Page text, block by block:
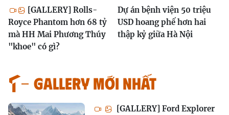
[GALLERY] Rolls-
Royce Phantom hơn 68 tỷ
mà HH Mai Phương Thúy
"khoe" có gì?
Dự án bệnh viện 50 triệu
USD hoang phế hơn hai
thập kỷ giữa Hà Nội
GALLERY MỚI NHẤT
[GALLERY] Ford Explorer